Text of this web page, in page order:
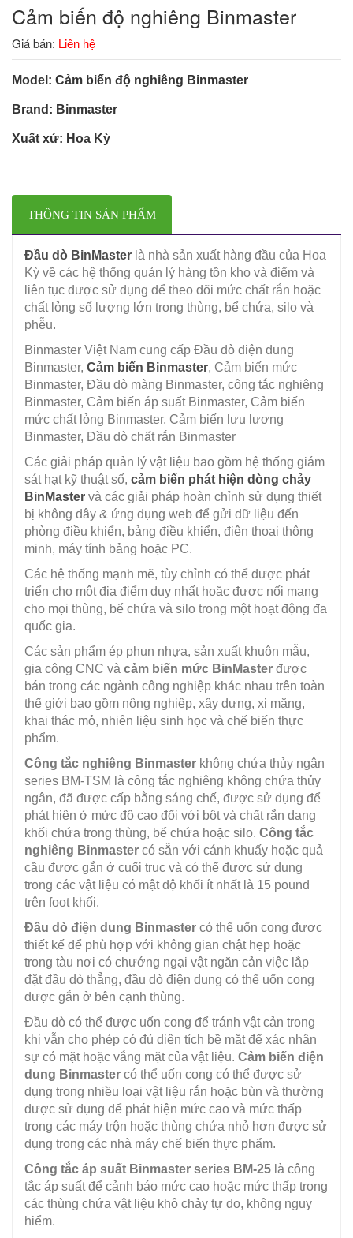
Cảm biến độ nghiêng Binmaster
Giá bán: Liên hệ
Model: Cảm biến độ nghiêng Binmaster
Brand: Binmaster
Xuất xứ: Hoa Kỳ
THÔNG TIN SẢN PHẨM
Đầu dò BinMaster là nhà sản xuất hàng đầu của Hoa
Kỳ về các hệ thống quản lý hàng tồn kho và điểm và
liên tục được sử dụng để theo dõi mức chất rắn hoặc
chất lỏng số lượng lớn trong thùng, bể chứa, silo và
phễu.
Binmaster Việt Nam cung cấp Đầu dò điện dung
Binmaster, Cảm biến Binmaster, Cảm biến mức
Binmaster, Đầu dò màng Binmaster, công tắc nghiêng
Binmaster, Cảm biến áp suất Binmaster, Cảm biến
mức chất lỏng Binmaster, Cảm biến lưu lượng
Binmaster, Đầu dò chất rắn Binmaster
Các giải pháp quản lý vật liệu bao gồm hệ thống giám
sát hạt kỹ thuật số, cảm biến phát hiện dòng chảy
BinMaster và các giải pháp hoàn chỉnh sử dụng thiết
bị không dây & ứng dụng web để gửi dữ liệu đến
phòng điều khiển, bảng điều khiển, điện thoại thông
minh, máy tính bảng hoặc PC.
Các hệ thống mạnh mẽ, tùy chỉnh có thể được phát
triển cho một địa điểm duy nhất hoặc được nối mạng
cho mọi thùng, bể chứa và silo trong một hoạt động đa
quốc gia.
Các sản phẩm ép phun nhựa, sản xuất khuôn mẫu,
gia công CNC và cảm biến mức BinMaster được
bán trong các ngành công nghiệp khác nhau trên toàn
thế giới bao gồm nông nghiệp, xây dựng, xi măng,
khai thác mỏ, nhiên liệu sinh học và chế biến thực
phẩm.
Công tắc nghiêng Binmaster không chứa thủy ngân
series BM-TSM là công tắc nghiêng không chứa thủy
ngân, đã được cấp bằng sáng chế, được sử dụng để
phát hiện ở mức độ cao đối với bột và chất rắn dạng
khối chứa trong thùng, bể chứa hoặc silo. Công tắc
nghiêng Binmaster có sẵn với cánh khuấy hoặc quả
cầu được gắn ở cuối trục và có thể được sử dụng
trong các vật liệu có mật độ khối ít nhất là 15 pound
trên foot khối.
Đầu dò điện dung Binmaster có thể uốn cong được
thiết kế để phù hợp với không gian chật hẹp hoặc
trong tàu nơi có chướng ngại vật ngăn cản việc lắp
đặt đầu dò thẳng, đầu dò điện dung có thể uốn cong
được gắn ở bên cạnh thùng.
Đầu dò có thể được uốn cong để tránh vật cản trong
khi vẫn cho phép có đủ diện tích bề mặt để xác nhận
sự có mặt hoặc vắng mặt của vật liệu. Cảm biến điện
dung Binmaster có thể uốn cong có thể được sử
dụng trong nhiều loại vật liệu rắn hoặc bùn và thường
được sử dụng để phát hiện mức cao và mức thấp
trong các máy trộn hoặc thùng chứa nhỏ hơn được sử
dụng trong các nhà máy chế biến thực phẩm.
Công tắc áp suất Binmaster series BM-25 là công
tắc áp suất để cảnh báo mức cao hoặc mức thấp trong
các thùng chứa vật liệu khô chảy tự do, không nguy
hiểm.